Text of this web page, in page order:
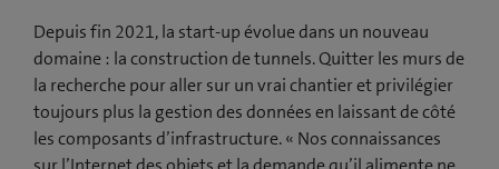
Depuis fin 2021, la start-up évolue dans un nouveau
domaine : la construction de tunnels. Quitter les murs de
la recherche pour aller sur un vrai chantier et privilégier
toujours plus la gestion des données en laissant de côté
les composants d’infrastructure. « Nos connaissances